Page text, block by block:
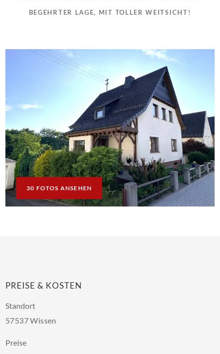
BEGEHRTER LAGE, MIT TOLLER WEITSICHT!
30 FOTOS ANSEHEN
PREISE & KOSTEN
Standort
57537 Wissen
Preise